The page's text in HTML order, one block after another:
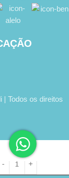
Todos os direitos